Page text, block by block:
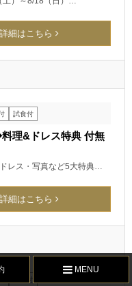
細はこちら
試食付
理&ドレス特典 付無
ドレス・写真など5大特典…
細はこちら
試食付
MENU